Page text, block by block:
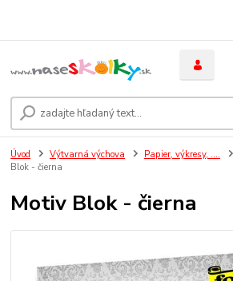
Úvod Výtvarná výchova Papier, výkresy, ....
Blok - čierna
Motiv Blok - čierna